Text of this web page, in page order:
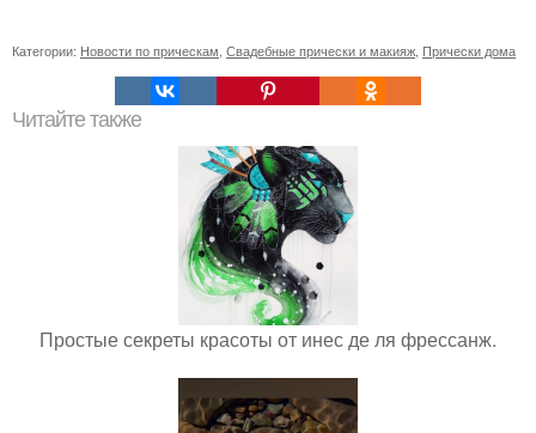
Категории: Новости по прическам, Свадебные прически и макияж, Прически дома
Читайте также
Простые секреты красоты от инес де ля фрессанж.